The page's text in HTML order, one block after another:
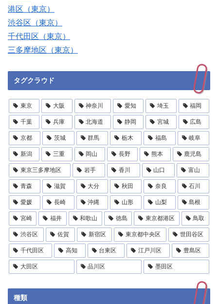
港区（東京）
渋谷区（東京）
千代田区（東京）
三多摩地区（東京）
タグクラウド
東京 大阪 神奈川 愛知 埼玉 福岡
千葉 兵庫 北海道 静岡 宮城 広島
京都 茨城 群馬 栃木 福島 岐阜
新潟 三重 岡山 長野 熊本 鹿児島
東京三多摩地区 岩手 香川 山口 富山
青森 滋賀 大分 秋田 奈良 石川
愛媛 長崎 沖縄 山形 山梨 島根
宮崎 福井 和歌山 徳島 東京都港区 鳥取
渋谷区 佐賀 新宿区 東京都中央区 世田谷区
千代田区 高知 台東区 江戸川区 豊島区
大田区 品川区 墨田区
種類